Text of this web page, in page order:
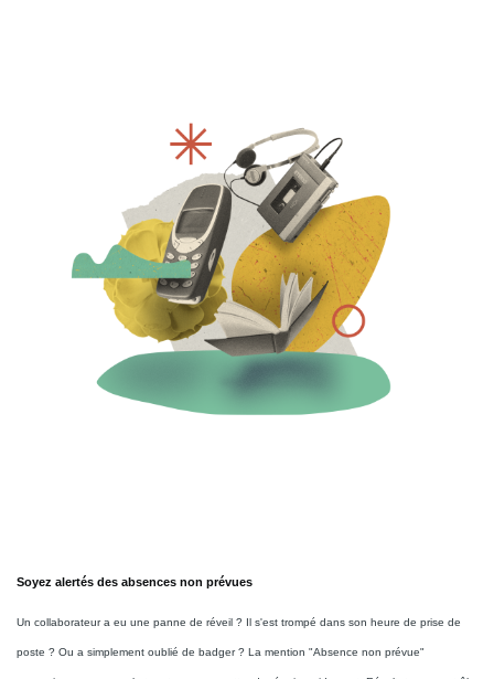
Soyez alertés des absences non prévues
Un collaborateur a eu une panne de réveil ? Il s'est trompé dans son heure de prise de
poste ? Ou a simplement oublié de badger ? La mention "Absence non prévue"